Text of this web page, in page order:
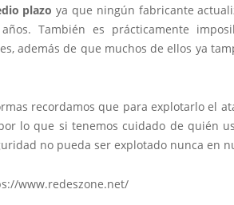
plazo ya que ningún fabricante
También es prácticamente
además de que muchos de ellos ya
recordamos que para explotarlo el
lo que si tenemos cuidado de quién
no pueda ser explotado nunca en
www.redeszone.net/